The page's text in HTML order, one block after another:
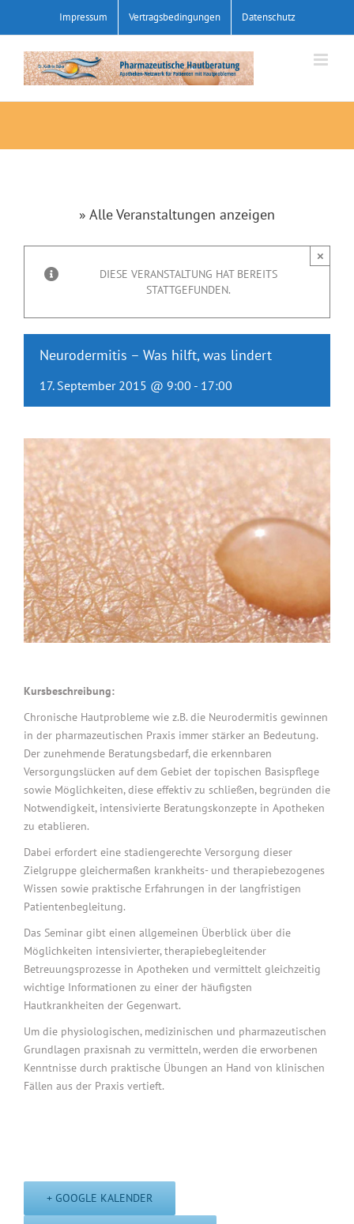
springen
Impressum Vertragsbedingungen Datenschutz
» Alle Veranstaltungen anzeigen
DIESE VERANSTALTUNG HAT BEREITS
STATTGEFUNDEN.
×
Neurodermitis – Was hilft, was lindert
17. September 2015 @ 9:00 - 17:00
Kursbeschreibung:
Chronische Hautprobleme wie z.B. die Neurodermitis gewinnen
in der pharmazeutischen Praxis immer stärker an Bedeutung.
Der zunehmende Beratungsbedarf, die erkennbaren
Versorgungslücken auf dem Gebiet der topischen Basispflege
sowie Möglichkeiten, diese effektiv zu schließen, begründen die
Notwendigkeit, intensivierte Beratungskonzepte in Apotheken
zu etablieren.
Dabei erfordert eine stadiengerechte Versorgung dieser
Zielgruppe gleichermaßen krankheits- und therapiebezogenes
Wissen sowie praktische Erfahrungen in der langfristigen
Patientenbegleitung.
Das Seminar gibt einen allgemeinen Überblick über die
Möglichkeiten intensivierter, therapiebegleitender
Betreuungsprozesse in Apotheken und vermittelt gleichzeitig
wichtige Informationen zu einer der häufigsten
Hautkrankheiten der Gegenwart.
Um die physiologischen, medizinischen und pharmazeutischen
Grundlagen praxisnah zu vermitteln, werden die erworbenen
Kenntnisse durch praktische Übungen an Hand von klinischen
Fällen aus der Praxis vertieft.
+ GOOGLE KALENDER